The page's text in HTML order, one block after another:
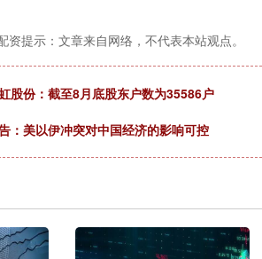
资提示：文章来自网络，不代表本站观点。
股份：截至8月底股东户数为35586户
：美以伊冲突对中国经济的影响可控